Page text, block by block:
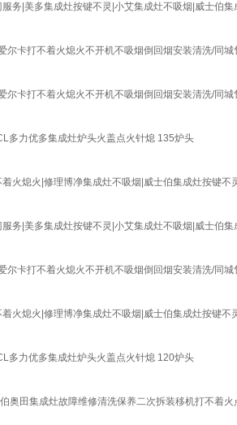
务|美多集成灶按键不灵|小艾集成灶不吸烟|威士伯
尔卡打不着火熄火不开机不吸烟倒回烟安装清洗/同
尔卡打不着火熄火不开机不吸烟倒回烟安装清洗/同
多力优多集成灶炉头火盖点火针熄 135炉头
火熄火|修理博净集成灶不吸烟|威士伯集成灶按键
务|美多集成灶按键不灵|小艾集成灶不吸烟|威士伯
尔卡打不着火熄火不开机不吸烟倒回烟安装清洗/同
火熄火|修理博净集成灶不吸烟|威士伯集成灶按键
多力优多集成灶炉头火盖点火针熄 120炉头
奥田集成灶故障维修清洗保养二次拆装移机打不着